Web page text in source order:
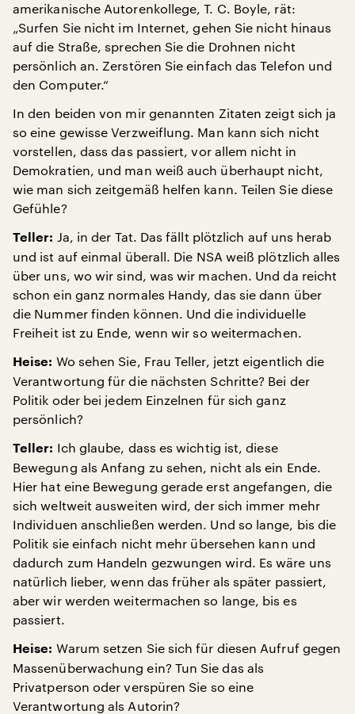
amerikanische Autorenkollege, T. C. Boyle, rät:
„Surfen Sie nicht im Internet, gehen Sie nicht hinaus
auf die Straße, sprechen Sie die Drohnen nicht
persönlich an. Zerstören Sie einfach das Telefon und
den Computer.“
In den beiden von mir genannten Zitaten zeigt sich ja
so eine gewisse Verzweiflung. Man kann sich nicht
vorstellen, dass das passiert, vor allem nicht in
Demokratien, und man weiß auch überhaupt nicht,
wie man sich zeitgemäß helfen kann. Teilen Sie diese
Gefühle?
Teller: Ja, in der Tat. Das fällt plötzlich auf uns herab
und ist auf einmal überall. Die NSA weiß plötzlich alles
über uns, wo wir sind, was wir machen. Und da reicht
schon ein ganz normales Handy, das sie dann über
die Nummer finden können. Und die individuelle
Freiheit ist zu Ende, wenn wir so weitermachen.
Heise: Wo sehen Sie, Frau Teller, jetzt eigentlich die
Verantwortung für die nächsten Schritte? Bei der
Politik oder bei jedem Einzelnen für sich ganz
persönlich?
Teller: Ich glaube, dass es wichtig ist, diese
Bewegung als Anfang zu sehen, nicht als ein Ende.
Hier hat eine Bewegung gerade erst angefangen, die
sich weltweit ausweiten wird, der sich immer mehr
Individuen anschließen werden. Und so lange, bis die
Politik sie einfach nicht mehr übersehen kann und
dadurch zum Handeln gezwungen wird. Es wäre uns
natürlich lieber, wenn das früher als später passiert,
aber wir werden weitermachen so lange, bis es
passiert.
Heise: Warum setzen Sie sich für diesen Aufruf gegen
Massenüberwachung ein? Tun Sie das als
Privatperson oder verspüren Sie so eine
Verantwortung als Autorin?